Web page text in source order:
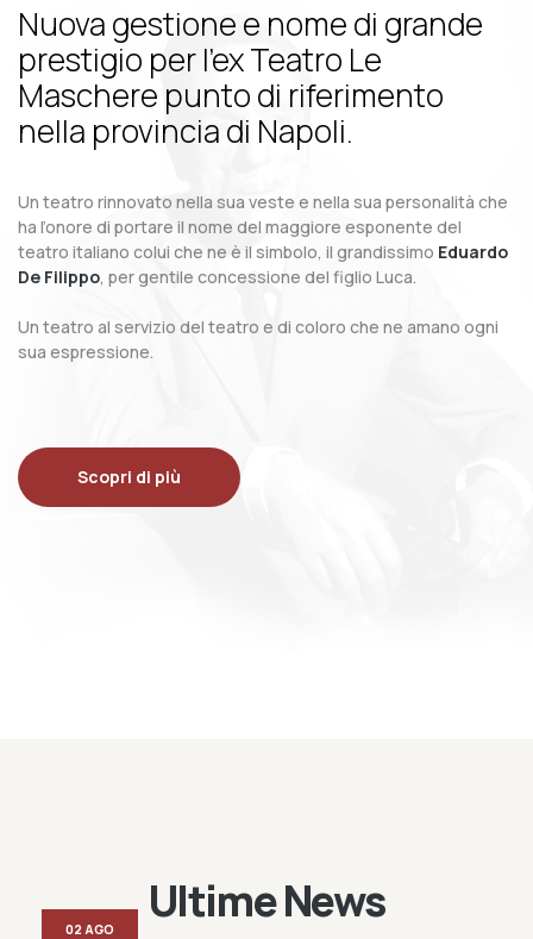
Nuova gestione e nome di grande
prestigio per l’ex Teatro Le
Maschere punto di riferimento
nella provincia di Napoli.
Un teatro rinnovato nella sua veste e nella sua personalità che
ha l’onore di portare il nome del maggiore esponente del
teatro italiano colui che ne è il simbolo, il grandissimo Eduardo
De Filippo, per gentile concessione del figlio Luca.
Un teatro al servizio del teatro e di coloro che ne amano ogni
sua espressione.
Scopri di più
Ultime News
02 AGO